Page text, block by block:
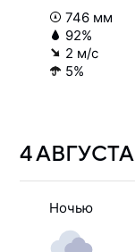
746 мм
92%
2 м/с
5%
4 АВГУСТА
Ночью